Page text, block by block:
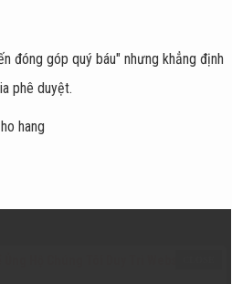
đóng góp quý báu" nhưng khẳng định
phê duyệt.